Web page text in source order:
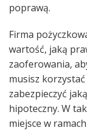
poprawą.
Firma
wartość, jaką
zaoferowania,
musisz
zabezpieczyć
hipoteczny. W
miejsce w